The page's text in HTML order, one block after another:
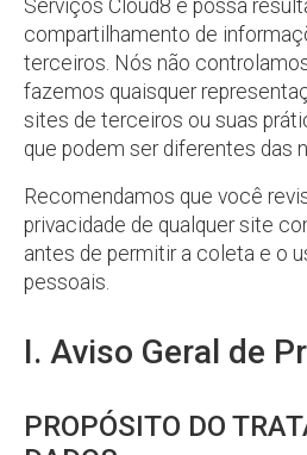
Serviços Cloud8 e possa
compartilhamento de
terceiros. Nós não
fazemos quaisquer
sites de terceiros ou suas
que podem ser diferentes das
Recomendamos que você
privacidade de qualquer site
antes de permitir a coleta e o
pessoais.
I. Aviso Geral de
PROPÓSITO DO